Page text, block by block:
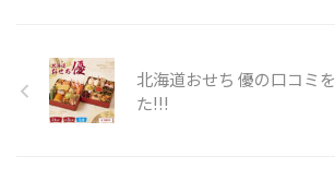
口コミはありません 蔵王福膳
肉・海鮮・スイーツおせち蘭
（ ...
参考に是非どうぞ!!! 小樽きたい
ち 雪あかり（海鮮おせち）のX
での口コミ 小樽きたいちのお
北海道おせち 優の口コミ
た!!!